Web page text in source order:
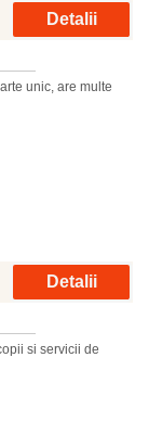
Detalii
unic, are multe
Detalii
si servicii de